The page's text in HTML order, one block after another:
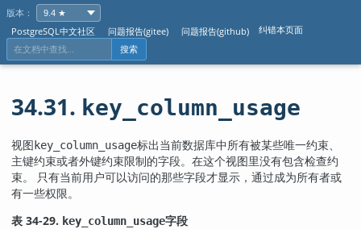
版本：
PostgreSQL中文社区
问题报告(gitee) 问题报告(github) 纠错本页面
搜索
34.31. key_column_usage
视图key_column_usage标出当前数据库中所有被某些唯一约束、
主键约束或者外键约束限制的字段。在这个视图里没有包含检查约
束。 只有当前用户可以访问的那些字段才显示，通过成为所有者或
有一些权限。
表 34-29. key_column_usage字段